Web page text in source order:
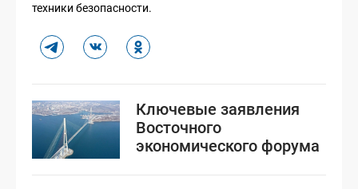
техники безопасности.
Ключевые заявления
Восточного
экономического форума